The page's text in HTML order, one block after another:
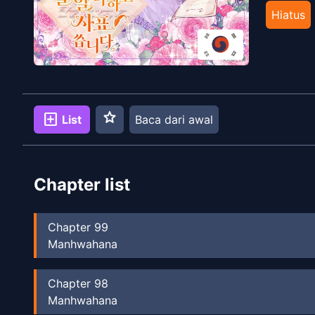
Hiatus
add_box List star Baca dari awal
Chapter list
Chapter 99
Manhwahana
Chapter 98
Manhwahana